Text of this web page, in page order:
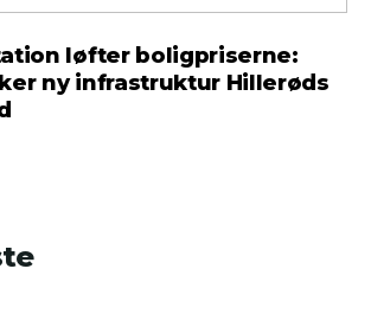
løfter boligpriserne:
ny infrastruktur Hillerøds